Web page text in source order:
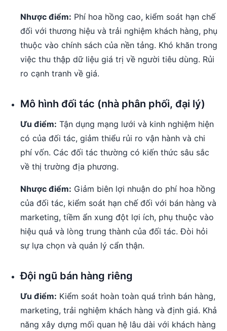
Nhược điểm: Phí hoa hồng cao, kiểm soát hạn chế
đối với thương hiệu và trải nghiệm khách hàng, phụ
thuộc vào chính sách của nền tảng. Khó khăn trong
việc thu thập dữ liệu giá trị về người tiêu dùng. Rủi
ro cạnh tranh về giá.
Mô hình đối tác (nhà phân phối, đại lý)
Ưu điểm: Tận dụng mạng lưới và kinh nghiệm hiện
có của đối tác, giảm thiểu rủi ro vận hành và chi
phí vốn. Các đối tác thường có kiến thức sâu sắc
về thị trường địa phương.
Nhược điểm: Giảm biên lợi nhuận do phí hoa hồng
của đối tác, kiểm soát hạn chế đối với bán hàng và
marketing, tiềm ẩn xung đột lợi ích, phụ thuộc vào
hiệu quả và lòng trung thành của đối tác. Đòi hỏi
sự lựa chọn và quản lý cẩn thận.
Đội ngũ bán hàng riêng
Ưu điểm: Kiểm soát hoàn toàn quá trình bán hàng,
marketing, trải nghiệm khách hàng và định giá. Khả
năng xây dựng mối quan hệ lâu dài với khách hàng